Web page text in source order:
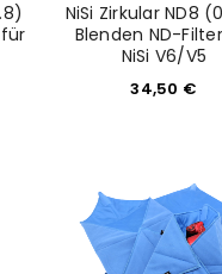
NiSi Zirkular ND8
Blenden ND-
NiSi V6/V5
34,50 €